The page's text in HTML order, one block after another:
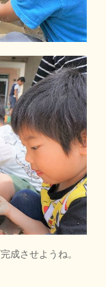
成させようね。